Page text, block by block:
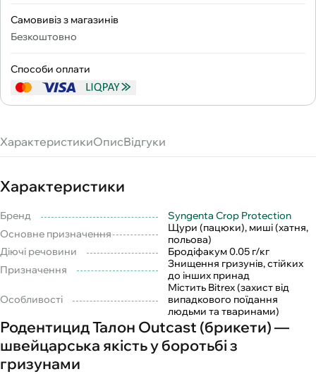
Самовивіз з магазинів
Безкоштовно
Способи оплати
ХарактеристикиОписВідгуки
Характеристики
Бренд
Syngenta Crop Protection
Основне призначення
Щури (пацюки), миші (хатня,
польова)
Діючі речовини
Бродіфакум 0.05 г/кг
Призначення
Знищення гризунів, стійких
до інших принад
Особливості
Містить Bitrex (захист від
випадкового поїдання
людьми та тваринами)
Родентицид Талон Outcast (брикети) —
швейцарська якість у боротьбі з
гризунами